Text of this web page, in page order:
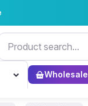
Wholesale